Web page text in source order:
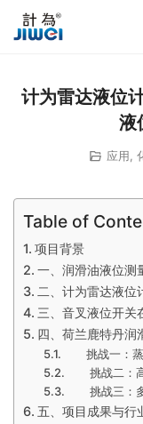
计为雷达液位
液
应用
Table of
项目背景
一、润滑油液位测
二、计为雷达液位
三、音叉液位开关
四、荷兰鹿特丹润
挑战一：蒸
挑战二：高
挑战三：多
五、项目成果与行